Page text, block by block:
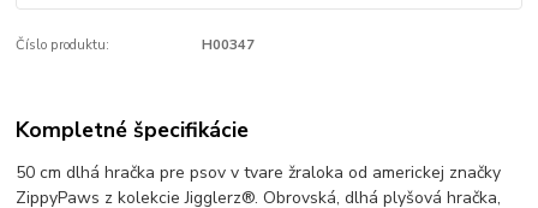
Číslo produktu: H00347
Kompletné špecifikácie
50 cm dlhá hračka pre psov v tvare žraloka od americkej značky
ZippyPaws z kolekcie Jigglerz®. Obrovská, dlhá plyšová hračka,